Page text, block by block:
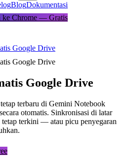
BlogDokumentasi
ke Chrome — Gratis
Google Drive
Google Drive
Google Drive
terbaru di Gemini Notebook
otomatis. Sinkronisasi di latar
tetap terkini — atau picu penyegaran